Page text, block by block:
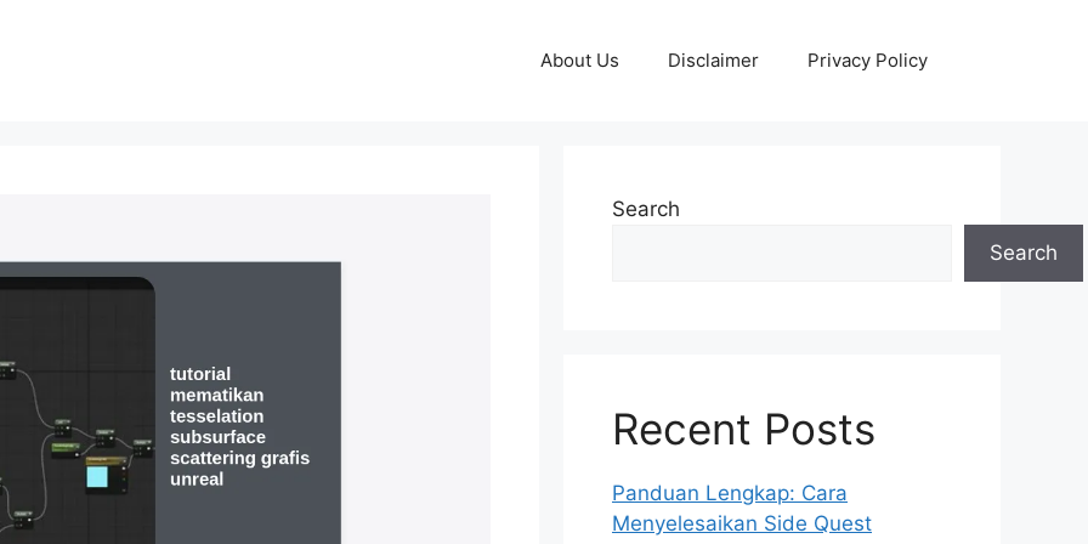
About Us Disclaimer Privacy Policy
Search
Search
Recent Posts
Panduan Lengkap: Cara
Menyelesaikan Side Quest